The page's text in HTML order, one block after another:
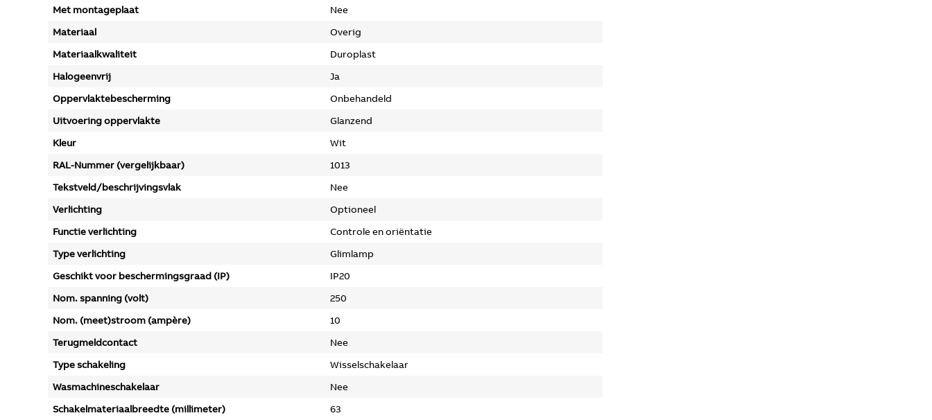
Met montageplaat
Nee
Materiaal
Overig
Materiaalkwaliteit
Duroplast
Halogeenvrij
Ja
Oppervlaktebescherming
Onbehandeld
Uitvoering oppervlakte
Glanzend
Kleur
Wit
RAL-Nummer (vergelijkbaar)
1013
Tekstveld/beschrijvingsvlak
Nee
Verlichting
Optioneel
Functie verlichting
Controle en oriëntatie
Type verlichting
Glimlamp
Geschikt voor beschermingsgraad (IP)
IP20
Nom. spanning (volt)
250
Nom. (meet)stroom (ampère)
10
Terugmeldcontact
Nee
Type schakeling
Wisselschakelaar
Wasmachineschakelaar
Nee
Schakelmateriaalbreedte (millimeter)
63